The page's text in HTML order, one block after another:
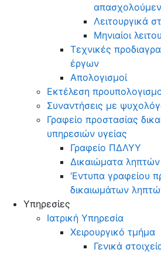
Λειτουργικά
Μηνιαίοι
Τεχνικές
έργων
Απολογισμοί
Εκτέλεση
Συναντήσεις με
Γραφείο προστασίας
υπηρεσιών υγείας
Γραφείο ΠΔΛΥΥ
Δικαιώματα
‘Εντυπα γραφείου
δικαιωμάτων
Υπηρεσίες
Ιατρική Υπηρεσία
Χειρουργικό τμήμα
Γενικά